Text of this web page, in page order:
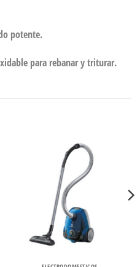
potente.
para rebanar y triturar.